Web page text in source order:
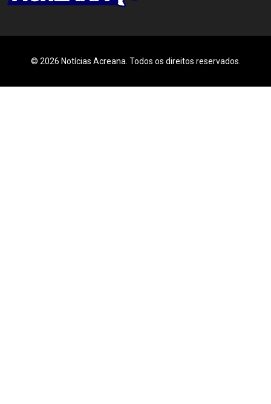
© 2026 Notícias Acreana. Todos os direitos reservados.